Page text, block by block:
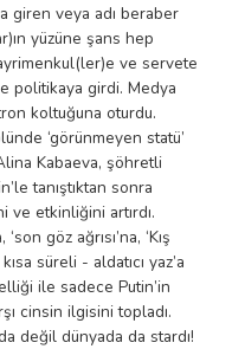
giren veya adı beraber
yüzüne şans hep
ve servete
politikaya girdi. Medya
koltuğuna oturdu.
‘görünmeyen statü’
Kabaeva, şöhretli
tanıştıktan sonra
ve etkinliğini artırdı.
göz ağrısı’na, ‘Kış
süreli - aldatıcı yaz’a
ile sadece Putin’in
cinsin ilgisini topladı.
değil dünyada da stardı!